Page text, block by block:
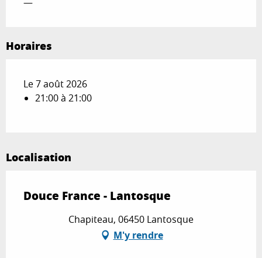
Horaires
Le 7 août 2026
21:00 à 21:00
Localisation
Douce France - Lantosque
Chapiteau, 06450 Lantosque
M'y rendre